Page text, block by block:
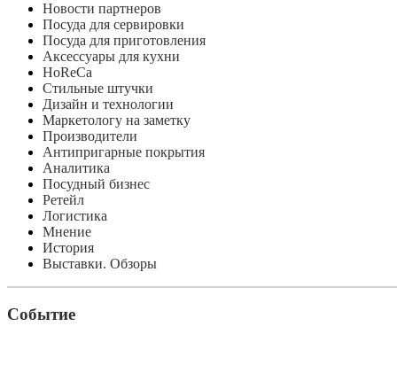
Новости партнеров
Посуда для сервировки
Посуда для приготовления
Аксессуары для кухни
HoReCa
Стильные штучки
Дизайн и технологии
Маркетологу на заметку
Производители
Антипригарные покрытия
Аналитика
Посудный бизнес
Ретейл
Логистика
Мнение
История
Выставки. Обзоры
Событие